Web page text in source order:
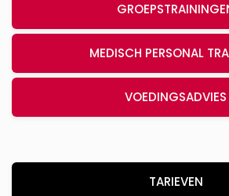
MEDISCH PERSONAL
VOEDINGSADVIES
TARIEVEN